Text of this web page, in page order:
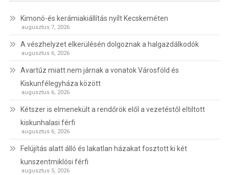
Kimonó-és kerámiakiállítás nyílt Kecskeméten
augusztus 7, 2026
A vészhelyzet elkerülésén dolgoznak a halgazdálkodók
augusztus 6, 2026
Avartűz miatt nem járnak a vonatok Városföld és
Kiskunfélegyháza között
augusztus 6, 2026
Kétszer is elmenekült a rendőrök elől a vezetéstől eltiltott
kiskunhalasi férfi
augusztus 6, 2026
Felújítás alatt álló és lakatlan házakat fosztott ki két
kunszentmiklósi férfi
augusztus 5, 2026